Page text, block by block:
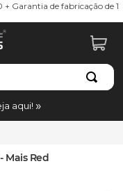
Garantia de fabricação de 1
aqui!
Mais Red